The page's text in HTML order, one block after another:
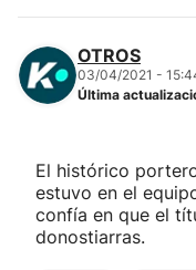
"Helmuga"
OTROS
03/04/2021 -
Última
El histórico
estuvo en el
confía en que el
donostiarras.